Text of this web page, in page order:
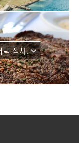
녁 식사.